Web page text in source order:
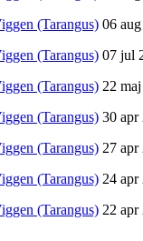
(Tarangus) 06
(Tarangus) 07 jul
(Tarangus) 22
(Tarangus) 30 apr
(Tarangus) 27 apr
(Tarangus) 24 apr
(Tarangus) 22 apr